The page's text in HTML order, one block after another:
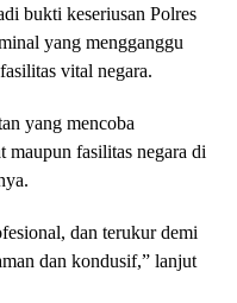
bukti keseriusan Polres
yang mengganggu
vital negara.
yang mencoba
maupun fasilitas negara di
dan terukur demi
dan kondusif,” lanjut